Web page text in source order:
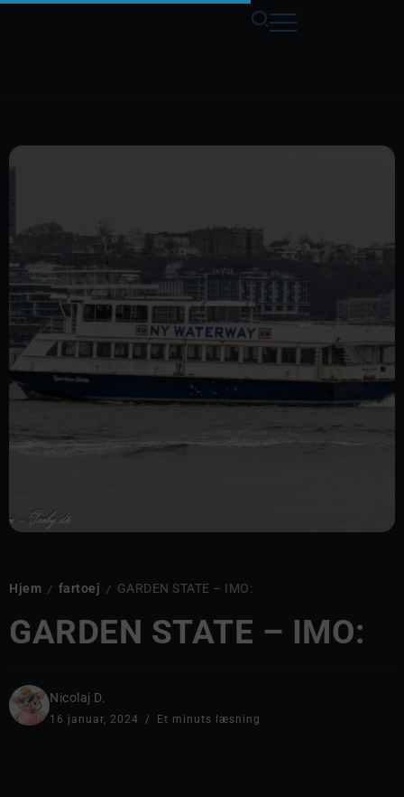
Hjem / fartoej / GARDEN STATE – IMO:
GARDEN STATE – IMO:
Nicolaj D.
16 januar, 2024 Et minuts læsning